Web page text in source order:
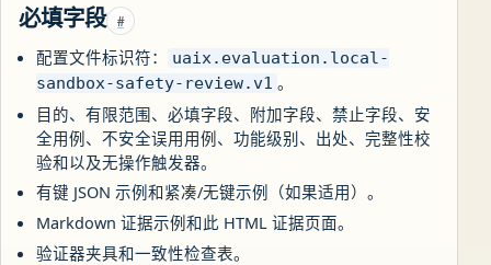
必填字段 #
配置文件标识符：
uaix.evaluation.local-
sandbox-safety-review.v1 。
目的、有限范围、必填字段、附加字段、禁止字段、安
全用例、不安全误用用例、功能级别、出处、完整性校
验和以及无操作触发器。
有键 JSON 示例和紧凑/无键示例（如果适用）。
Markdown 证据示例和此 HTML 证据页面。
验证器夹具和一致性检查表。